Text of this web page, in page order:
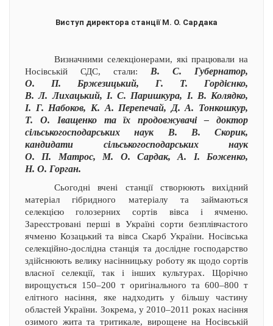
Виступ директора станції М. О. Сардака
Визначними селекціонерами, які працювали на
Носівській СДС, стали: В. С. Губернатор,
О. П. Бржезицький, Г. Т. Гордієнко,
В. Л. Лихацький, І. С. Паришкура, І. В. Колядко,
І. Г. Набоков, К. А. Перепечай, Д. А. Тонкошкур,
Т. О. Іващенко та їх продовжувачі – доктор
сільськогосподарських наук В. В. Скорик,
кандидати сільськогосподарських наук
О. П. Матрос, М. О. Сардак, А. І. Боженко,
Н. О. Горган.
Сьогодні вчені станції створюють вихідний
матеріал гібридного матеріалу та займаються
селекцією голозерних сортів вівса і ячменю.
Зареєстровані перші в Україні сорти безплівчастого
ячменю Козацький та вівса Скарб України. Носівська
селекційно-дослідна станція та дослідне господарство
здійснюють велику насінницьку роботу як щодо сортів
власної селекції, так і інших культурах. Щорічно
вирощується 150–200 т оригінального та 600–800 т
елітного насіння, яке надходить у більшу частину
областей України. Зокрема, у 2010–2011 роках насіння
озимого жита та тритикале, вирощене на Носівській